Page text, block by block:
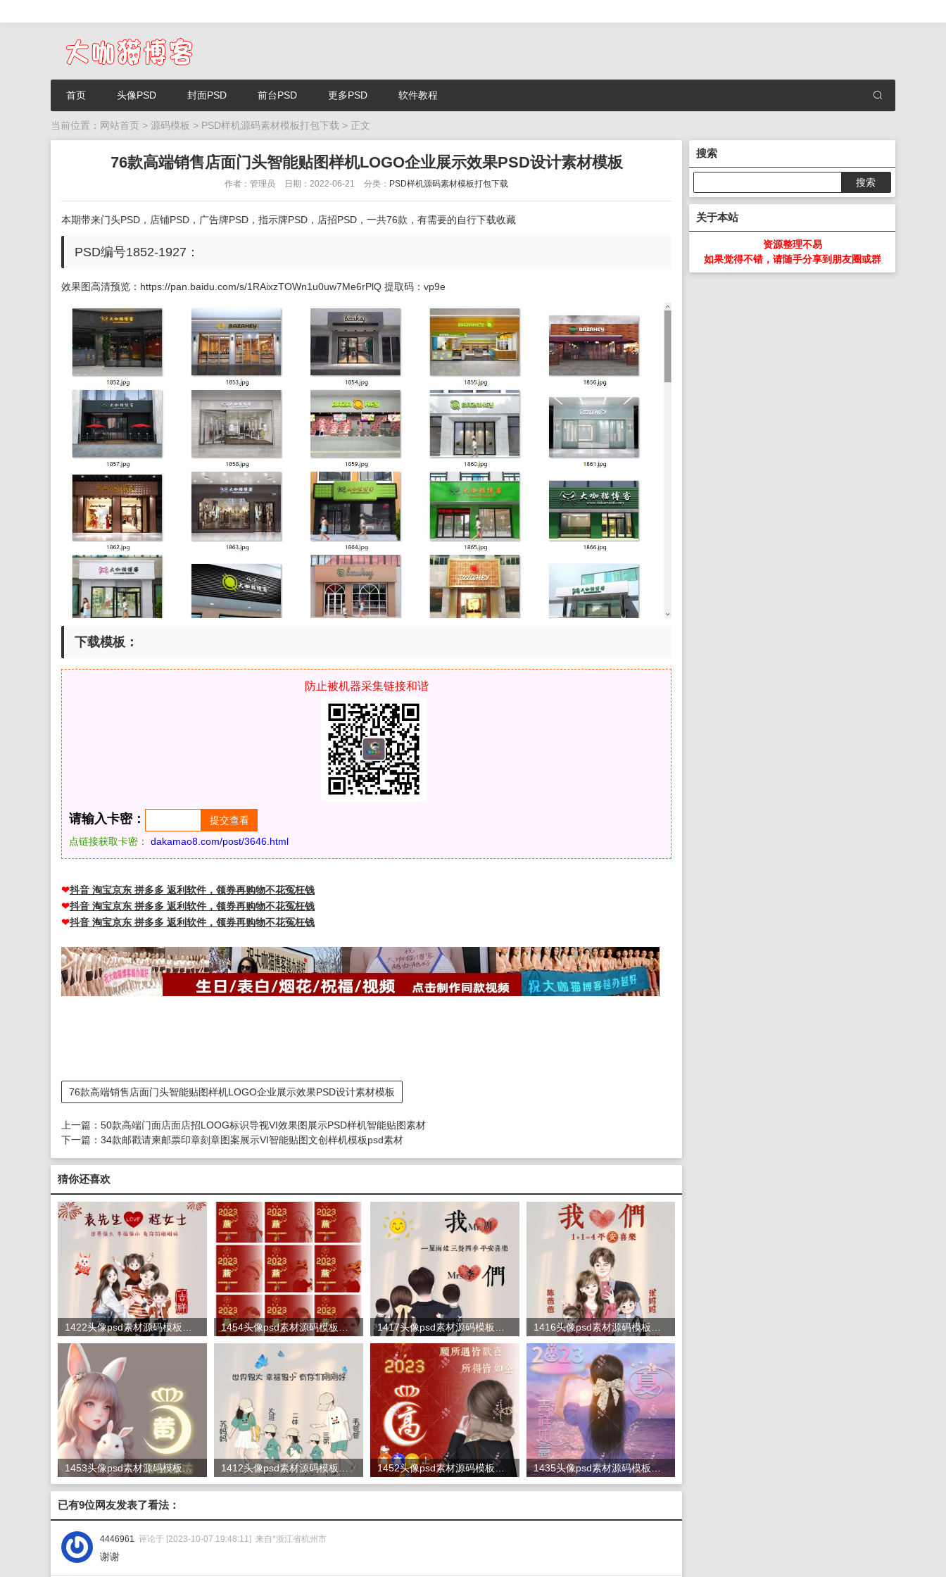
首页 头像PSD 封面PSD 前台PSD 更多PSD 软件教程
当前位置： 网站首页 > 源码模板 > PSD样机源码素材模板打包下载 > 正文
76款高端销售店面门头智能贴图样机LOGO企业展示效果PSD设计素材模板
作者：管理员 日期：2022-06-21 分类： PSD样机源码素材模板打包下载
本期带来门头PSD，店铺PSD，广告牌PSD，指示牌PSD，店招PSD，一共76款，有需要的自行下载收藏
PSD编号1852-1927：
效果图高清预览 ： https://pan.baidu.com/s/1RAixzTOWn1u0uw7Me6rPlQ 提取码：vp9e
下载模板：
防止被机器采集链接和谐
请输入卡密：
点链接获取卡密： dakamao8.com/post/3646.html
❤抖音 淘宝京东 拼多多 返利软件，领券再购物不花冤枉钱
❤抖音 淘宝京东 拼多多 返利软件，领券再购物不花冤枉钱
❤抖音 淘宝京东 拼多多 返利软件，领券再购物不花冤枉钱
76款高端销售店面门头智能贴图样机LOGO企业展示效果PSD设计素材模板
上一篇： 50款高端门面店面店招LOOG标识导视VI效果图展示PSD样机智能贴图素材
下一篇： 34款邮戳请柬邮票印章刻章图案展示VI智能贴图文创样机模板psd素材
猜你还喜欢
1453头像psd素材源码模板源文件 QQ微信抖音快手小红书很火的签名百家姓氏头像制作教程软件 1412头像psd素材源码模板源文件 QQ微信抖音快手小红书很火的签名百家姓氏头像制作教程软件 1452头像psd素材源码模板源文件 QQ微信抖音快手小红书很火的签名百家姓氏头像制作教程软件 1435头像psd素材源码模板源文件 QQ微信抖音快手小红书很火的签名百家姓氏头像制作教程软件
已有9位网友发表了看法：
4446961 评论于 [2023-10-07 19:48:11] 来自*浙江省杭州市
谢谢
搜索
关于本站
资源整理不易
如果觉得不错，请随手分享到朋友圈或群